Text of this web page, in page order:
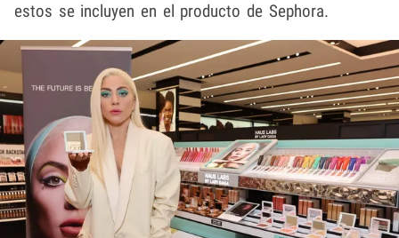
estos se incluyen en el producto de Sephora.